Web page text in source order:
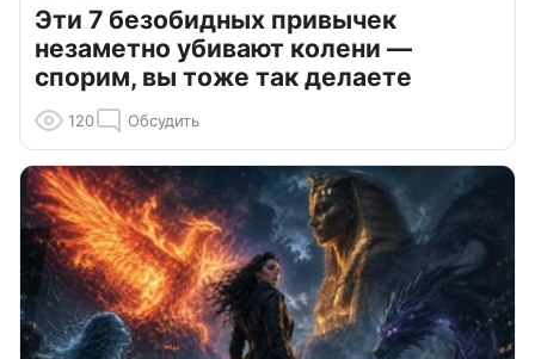
Эти 7 безобидных привычек
незаметно убивают колени —
спорим, вы тоже так делаете
120 Обсудить